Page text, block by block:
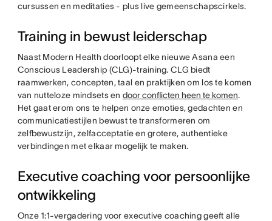
cursussen en meditaties - plus live gemeenschapscirkels.
Training in bewust leiderschap
Naast Modern Health doorloopt elke nieuwe Asana een
Conscious Leadership (CLG)-training. CLG biedt
raamwerken, concepten, taal en praktijken om los te komen
van nutteloze mindsets en door conflicten heen te komen.
Het gaat erom ons te helpen onze emoties, gedachten en
communicatiestijlen bewust te transformeren om
zelfbewustzijn, zelfacceptatie en grotere, authentieke
verbindingen met elkaar mogelijk te maken.
Executive coaching voor persoonlijke
ontwikkeling
Onze 1:1-vergadering voor executive coaching geeft alle